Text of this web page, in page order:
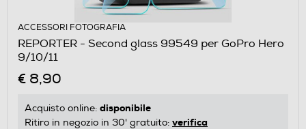
ACCESSORI FOTOGRAFIA
REPORTER - Second glass 99549 per GoPro Hero
9/10/11
€ 8,90
Acquisto online: disponibile
Ritiro in negozio in 30' gratuito: verifica